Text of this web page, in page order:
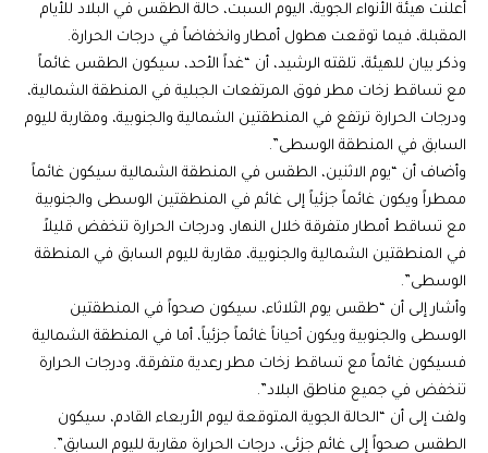
أعلنت هيئة الأنواء الجوية، اليوم السبت، حالة الطقس في البلاد للأيام
المقبلة، فيما توقعت هطول أمطار وانخفاضاً في درجات الحرارة.
وذكر بيان للهيئة، تلقته الرشيد، أن “غداً الأحد، سيكون الطقس غائماً
مع تساقط زخات مطر فوق المرتفعات الجبلية في المنطقة الشمالية،
ودرجات الحرارة ترتفع في المنطقتين الشمالية والجنوبية، ومقاربة لليوم
السابق في المنطقة الوسطى”.
وأضاف أن “يوم الاثنين، الطقس في المنطقة الشمالية سيكون غائماً
ممطراً ويكون غائماً جزئياً إلى غائم في المنطقتين الوسطى والجنوبية
مع تساقط أمطار متفرقة خلال النهار، ودرجات الحرارة تنخفض قليلاً
في المنطقتين الشمالية والجنوبية، مقاربة لليوم السابق في المنطقة
الوسطى”.
وأشار إلى أن “طقس يوم الثلاثاء، سيكون صحواً في المنطقتين
الوسطى والجنوبية ويكون أحياناً غائماً جزئياً، أما في المنطقة الشمالية
فسيكون غائماً مع تساقط زخات مطر رعدية متفرقة، ودرجات الحرارة
تنخفض في جميع مناطق البلاد”.
ولفت إلى أن “الحالة الجوية المتوقعة ليوم الأربعاء القادم، سيكون
الطقس صحواً إلى غائم جزئي، درجات الحرارة مقاربة لليوم السابق”.